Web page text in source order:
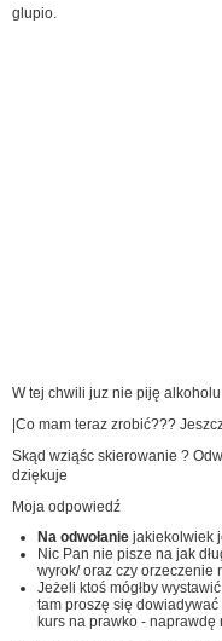
glupio.
W tej chwili juz nie piję alkoholu.
|Co mam teraz zrobić???
Skąd wziąśc skierowanie ?
dziękuje
Moja odpowiedź
Na odwołanie jakiekolwiek
Nic Pan nie pisze na jak
wyrok/ oraz czy orzeczenie
Jeżeli ktoś mógłby
tam proszę się
kurs na prawko - naprawdę